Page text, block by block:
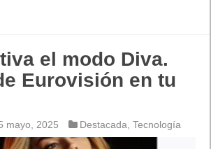
el modo Diva.
Eurovisión en tu
mayo, 2025 Destacada ,Tecnología